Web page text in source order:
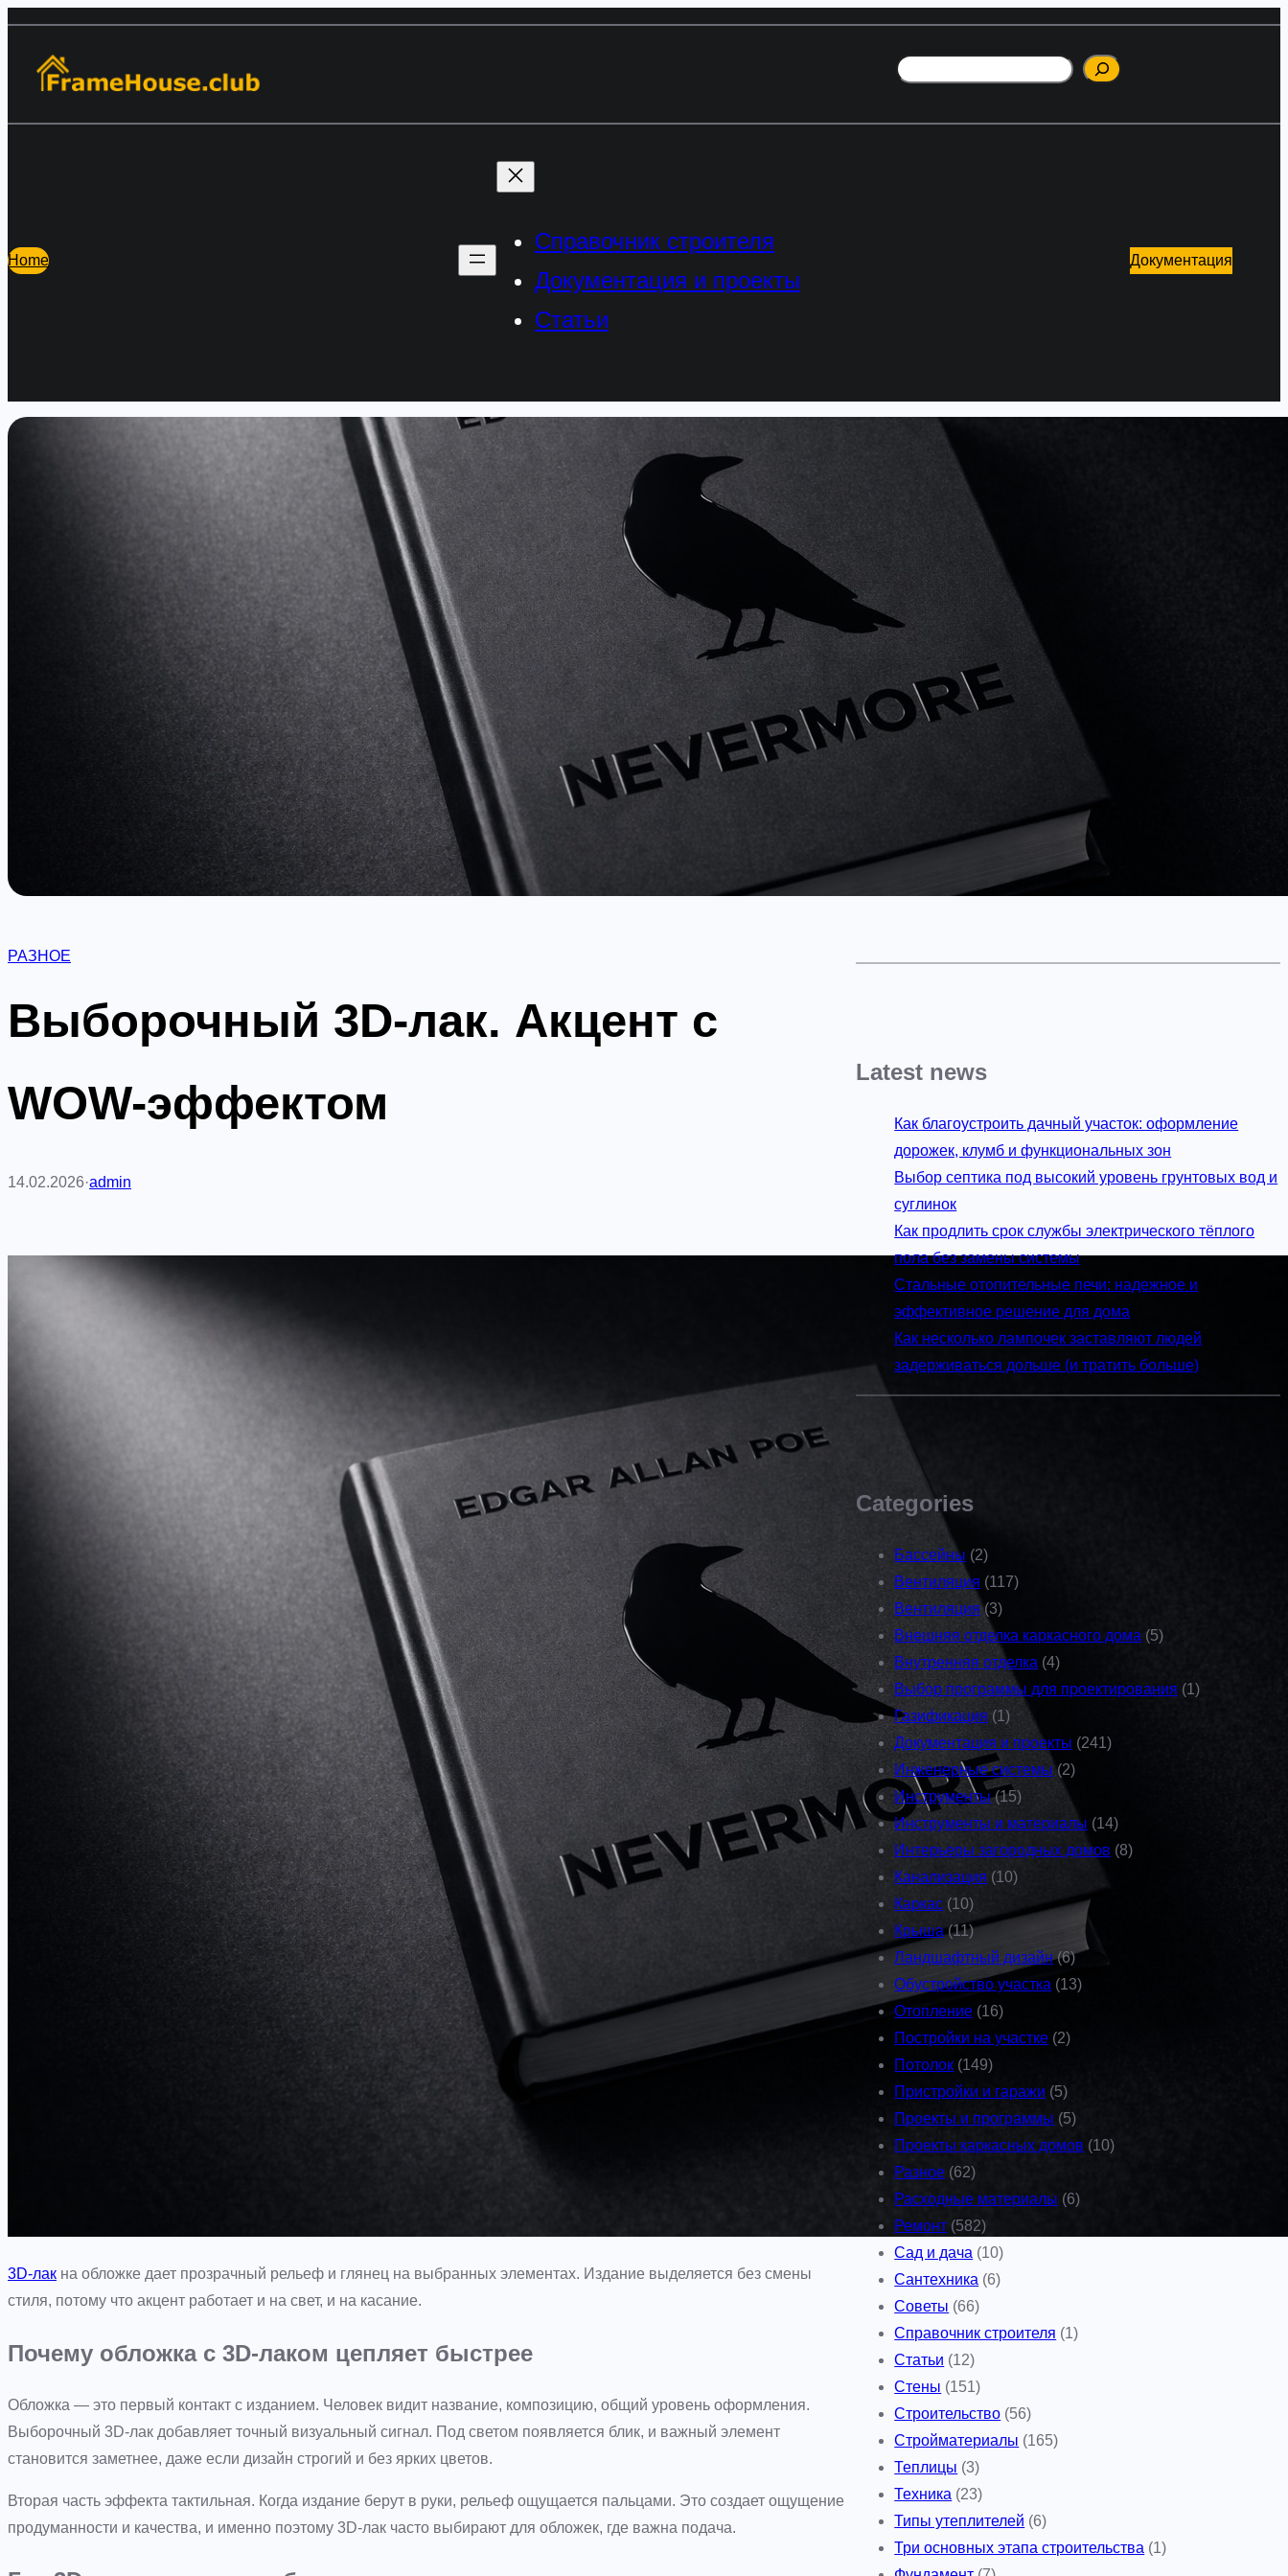
содержимому
Поиск
Home
Справочник строителя
Документация и проекты
Статьи
Документация
РАЗНОЕ
Выборочный 3D-лак. Акцент с
WOW-эффектом
14.02.2026·admin
3D-лак на обложке дает прозрачный рельеф и глянец на выбранных элементах. Издание выделяется без смены
стиля, потому что акцент работает и на свет, и на касание.
Почему обложка с 3D-лаком цепляет быстрее
Обложка — это первый контакт с изданием. Человек видит название, композицию, общий уровень оформления.
Выборочный 3D-лак добавляет точный визуальный сигнал. Под светом появляется блик, и важный элемент
становится заметнее, даже если дизайн строгий и без ярких цветов.
Вторая часть эффекта тактильная. Когда издание берут в руки, рельеф ощущается пальцами. Это создает ощущение
продуманности и качества, и именно поэтому 3D-лак часто выбирают для обложек, где важна подача.
Latest news
Как благоустроить дачный участок: оформление
дорожек, клумб и функциональных зон
Выбор септика под высокий уровень грунтовых вод и
суглинок
Как продлить срок службы электрического тёплого
пола без замены системы
Стальные отопительные печи: надежное и
эффективное решение для дома
Как несколько лампочек заставляют людей
задерживаться дольше (и тратить больше)
Categories
Бассейны (2)
Вентиляция (117)
Вентиляция(3)
Внешняя отделка каркасного дома (5)
Внутренняя отделка (4)
Выбор программы для проектирования (1)
Газификация (1)
Документация и проекты (241)
Инженерные системы(2)
Инструменты(15)
Инструменты и материалы (14)
Интерьеры загородных домов (8)
Канализация (10)
Каркас (10)
Крыша(11)
Ландшафтный дизайн(6)
Обустройство участка (13)
Отопление (16)
Постройки на участке (2)
Потолок (149)
Пристройки и гаражи (5)
Проекты и программы (5)
Проекты каркасных домов (10)
Разное (62)
Расходные материалы (6)
Ремонт (582)
Сад и дача (10)
Сантехника (6)
Советы (66)
Справочник строителя (1)
Статьи (12)
Стены (151)
Строительство (56)
Стройматериалы (165)
Теплицы (3)
Техника (23)
Типы утеплителей (6)
Три основных этапа строительства (1)